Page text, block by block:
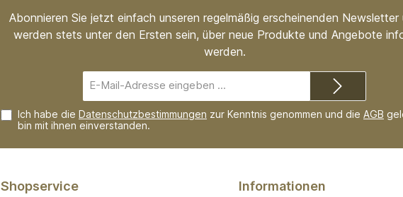
Abonnieren Sie jetzt einfach unseren regelmäßig erscheinenden Newsletter
werden stets unter den Ersten sein, über neue Produkte und Angebote
werden.
Mail-
Adresse*
Ich habe die Datenschutzbestimmungen zur Kenntnis genommen und die AGB
bin mit ihnen einverstanden.
Shopservice Informationen